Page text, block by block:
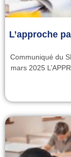
L’approche
Communiqué du
mars 2025